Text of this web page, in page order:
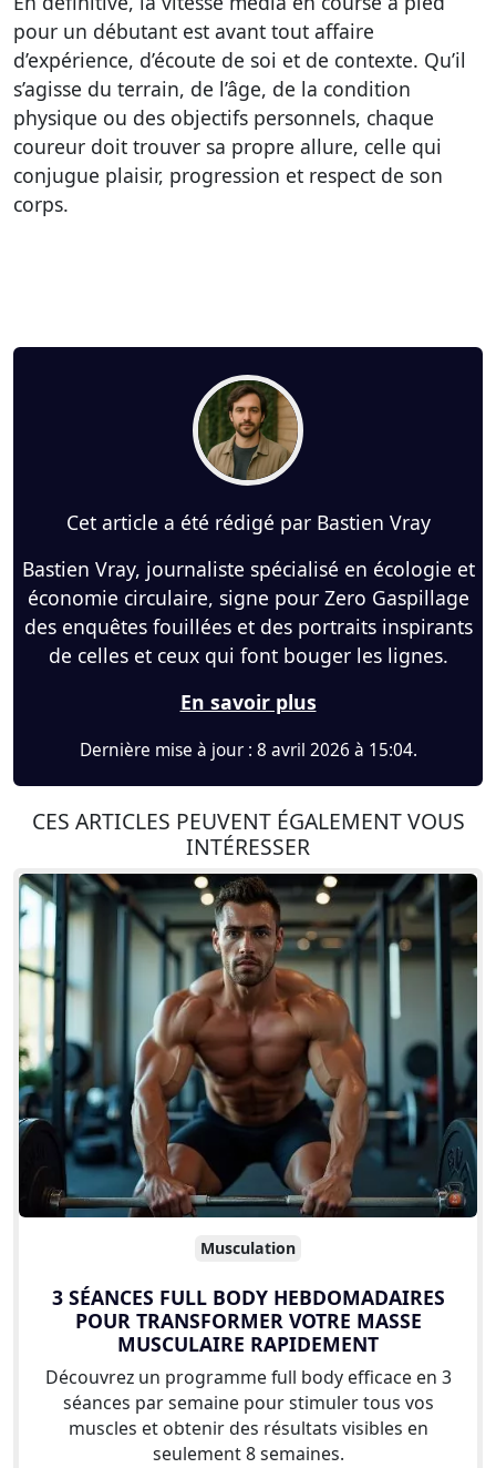
pour un débutant est avant tout affaire
d’expérience, d’écoute de soi et de contexte. Qu’il
s’agisse du terrain, de l’âge, de la condition
physique ou des objectifs personnels, chaque
coureur doit trouver sa propre allure, celle qui
conjugue plaisir, progression et respect de son
corps.
Cet article a été rédigé par Bastien Vray
Bastien Vray, journaliste spécialisé en écologie et
économie circulaire, signe pour Zero Gaspillage
des enquêtes fouillées et des portraits inspirants
de celles et ceux qui font bouger les lignes.
En savoir plus
Dernière mise à jour : 8 avril 2026 à 15:04.
CES ARTICLES PEUVENT ÉGALEMENT VOUS
INTÉRESSER
Musculation
3 SÉANCES FULL BODY HEBDOMADAIRES
POUR TRANSFORMER VOTRE MASSE
MUSCULAIRE RAPIDEMENT
Découvrez un programme full body efficace en 3
séances par semaine pour stimuler tous vos
muscles et obtenir des résultats visibles en
seulement 8 semaines.